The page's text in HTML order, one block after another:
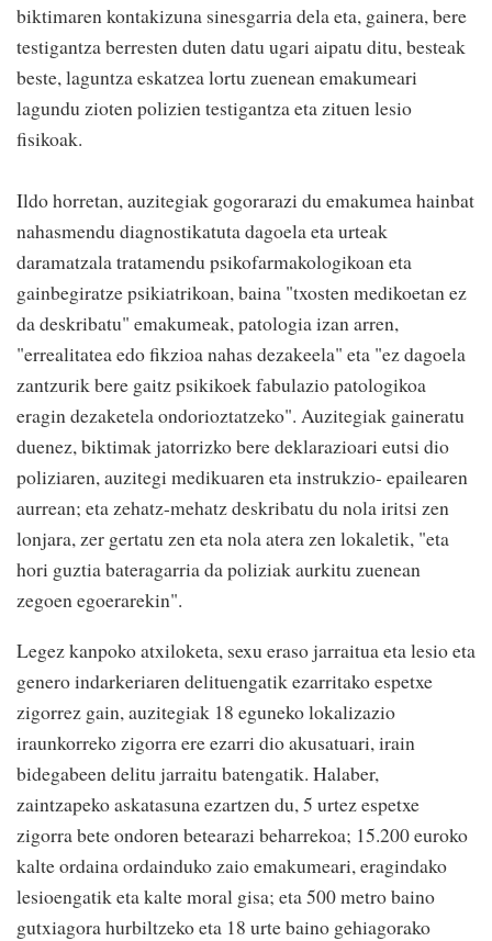
biktimaren kontakizuna sinesgarria dela eta, gainera, bere
testigantza berresten duten datu ugari aipatu ditu, besteak
beste, laguntza eskatzea lortu zuenean emakumeari
lagundu zioten polizien testigantza eta zituen lesio
fisikoak.
Ildo horretan, auzitegiak gogorarazi du emakumea hainbat
nahasmendu diagnostikatuta dagoela eta urteak
daramatzala tratamendu psikofarmakologikoan eta
gainbegiratze psikiatrikoan, baina "txosten medikoetan ez
da deskribatu" emakumeak, patologia izan arren,
"errealitatea edo fikzioa nahas dezakeela" eta "ez dagoela
zantzurik bere gaitz psikikoek fabulazio patologikoa
eragin dezaketela ondorioztatzeko". Auzitegiak gaineratu
duenez, biktimak jatorrizko bere deklarazioari eutsi dio
poliziaren, auzitegi medikuaren eta instrukzio- epailearen
aurrean; eta zehatz-mehatz deskribatu du nola iritsi zen
lonjara, zer gertatu zen eta nola atera zen lokaletik, "eta
hori guztia bateragarria da poliziak aurkitu zuenean
zegoen egoerarekin".
Legez kanpoko atxiloketa, sexu eraso jarraitua eta lesio eta
genero indarkeriaren delituengatik ezarritako espetxe
zigorrez gain, auzitegiak 18 eguneko lokalizazio
iraunkorreko zigorra ere ezarri dio akusatuari, irain
bidegabeen delitu jarraitu batengatik. Halaber,
zaintzapeko askatasuna ezartzen du, 5 urtez espetxe
zigorra bete ondoren betearazi beharrekoa; 15.200 euroko
kalte ordaina ordainduko zaio emakumeari, eragindako
lesioengatik eta kalte moral gisa; eta 500 metro baino
gutxiagora hurbiltzeko eta 18 urte baino gehiagorako